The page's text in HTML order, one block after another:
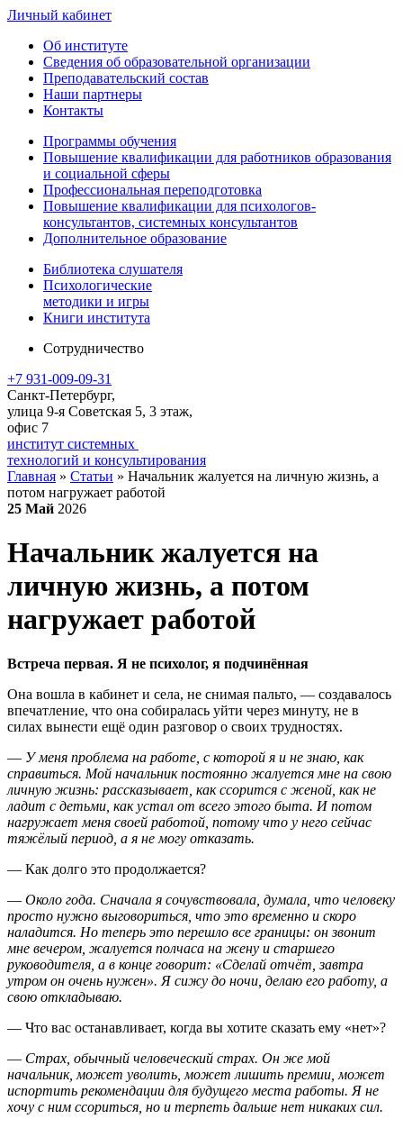
Личный кабинет
Об институте
Сведения об образовательной организации
Преподавательский состав
Наши партнеры
Контакты
Программы обучения
Повышение квалификации для работников образования
и социальной сферы
Профессиональная переподготовка
Повышение квалификации для психологов-
консультантов, системных консультантов
Дополнительное образование
Библиотека слушателя
Психологические
методики и игры
Книги института
Сотрудничество
+7 931-009-09-31
Санкт-Петербург,
улица 9-я Советская 5​, 3 этаж,
офис 7
институт системных
технологий и консультирования
Главная » Статьи » Начальник жалуется на личную жизнь, а
потом нагружает работой
25 Май 2026
Начальник жалуется на
личную жизнь, а потом
нагружает работой
Встреча первая. Я не психолог, я подчинённая
Она вошла в кабинет и села, не снимая пальто, — создавалось
впечатление, что она собиралась уйти через минуту, не в
силах вынести ещё один разговор о своих трудностях.
— У меня проблема на работе, с которой я и не знаю, как
справиться. Мой начальник постоянно жалуется мне на свою
личную жизнь: рассказывает, как ссорится с женой, как не
ладит с детьми, как устал от всего этого быта. И потом
нагружает меня своей работой, потому что у него сейчас
тяжёлый период, а я не могу отказать.
— Как долго это продолжается?
— Около года. Сначала я сочувствовала, думала, что человеку
просто нужно выговориться, что это временно и скоро
наладится. Но теперь это перешло все границы: он звонит
мне вечером, жалуется полчаса на жену и старшего
руководителя, а в конце говорит: «Сделай отчёт, завтра
утром он очень нужен». Я сижу до ночи, делаю его работу, а
свою откладываю.
— Что вас останавливает, когда вы хотите сказать ему «нет»?
— Страх, обычный человеческий страх. Он же мой
начальник, может уволить, может лишить премии, может
испортить рекомендации для будущего места работы. Я не
хочу с ним ссориться, но и терпеть дальше нет никаких сил.